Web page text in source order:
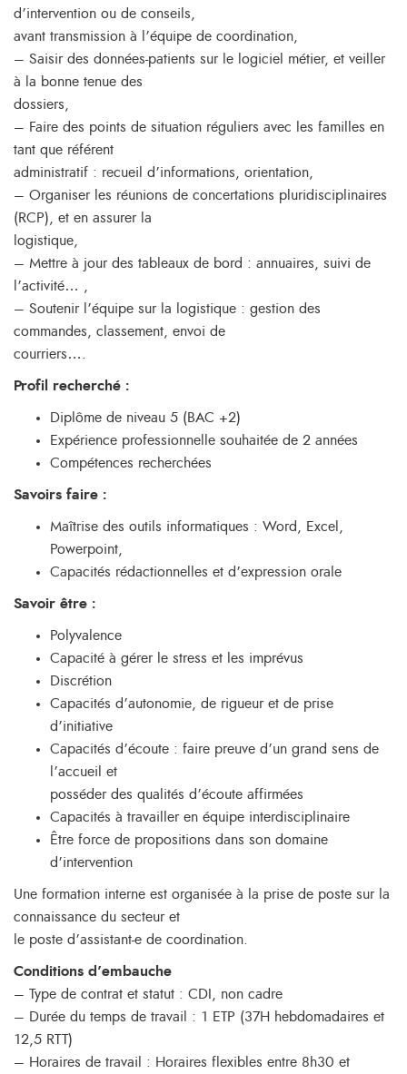
d’intervention ou de conseils,
avant transmission à l’équipe de coordination,
– Saisir des données-patients sur le logiciel métier, et veiller
à la bonne tenue des
dossiers,
– Faire des points de situation réguliers avec les familles en
tant que référent
administratif : recueil d’informations, orientation,
– Organiser les réunions de concertations pluridisciplinaires
(RCP), et en assurer la
logistique,
– Mettre à jour des tableaux de bord : annuaires, suivi de
l’activité… ,
– Soutenir l’équipe sur la logistique : gestion des
commandes, classement, envoi de
courriers….
Profil recherché :
Diplôme de niveau 5 (BAC +2)
Expérience professionnelle souhaitée de 2 années
Compétences recherchées
Savoirs faire :
Maîtrise des outils informatiques : Word, Excel,
Powerpoint,
Capacités rédactionnelles et d’expression orale
Savoir être :
Polyvalence
Capacité à gérer le stress et les imprévus
Discrétion
Capacités d’autonomie, de rigueur et de prise
d’initiative
Capacités d’écoute : faire preuve d’un grand sens de
l’accueil et
posséder des qualités d’écoute affirmées
Capacités à travailler en équipe interdisciplinaire
Être force de propositions dans son domaine
d’intervention
Une formation interne est organisée à la prise de poste sur la
connaissance du secteur et
le poste d’assistant-e de coordination.
Conditions d’embauche
– Type de contrat et statut : CDI, non cadre
– Durée du temps de travail : 1 ETP (37H hebdomadaires et
12,5 RTT)
– Horaires de travail : Horaires flexibles entre 8h30 et